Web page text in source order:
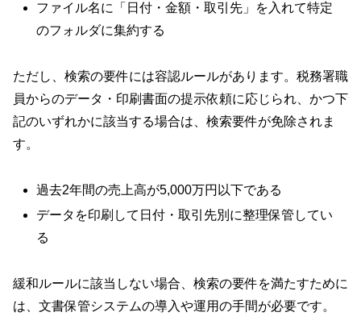
ファイル名に「日付・金額・取引先」を入れて特定
のフォルダに集約する
ただし、検索の要件には容認ルールがあります。税務署職
員からのデータ・印刷書面の提示依頼に応じられ、かつ下
記のいずれかに該当する場合は、検索要件が免除されま
す。
過去2年間の売上高が5,000万円以下である
データを印刷して日付・取引先別に整理保管してい
る
緩和ルールに該当しない場合、検索の要件を満たすために
は、文書保管システムの導入や運用の手間が必要です。